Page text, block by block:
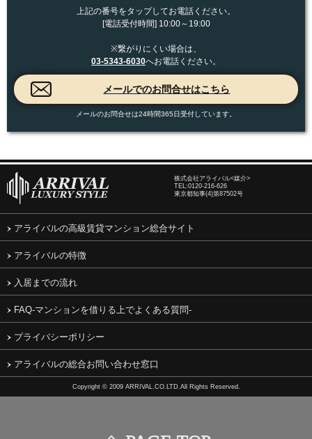
上記の番号をタップしてお電話ください。
[電話受付時間] 10:00～19:00
※繋がりにくい場合は、
03-5343-6030へお電話ください。
メールのお問合せは24時間365日受付しています。
株式会社アライバル<媒介>
TEL:0120-216-626
東京都知事(4)第87502号
アライバルの高級賃貸マンション総合サイト
アライバルの特徴
入居までの流れ
FAQ-マンションを借りる上でよくある質問-
プライバシーポリシー
アライバルの総合お問い合わせ窓口
Copyright © 2009 ARRIVAL.CO.LTD.All Rights Reserved.